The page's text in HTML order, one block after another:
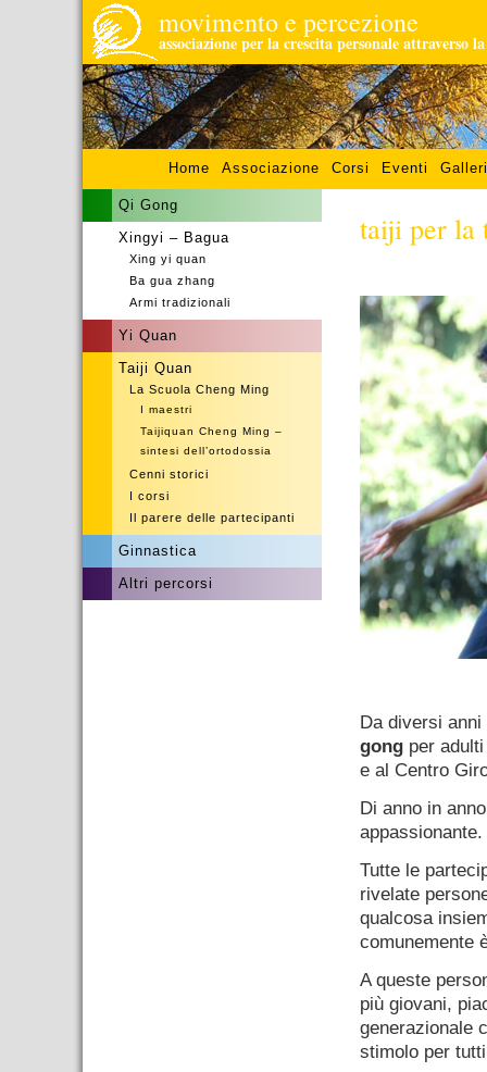
movimento e percezione
associazione per la crescita personale attraverso
Home Associazione Corsi Eventi
Qi Gong
Xingyi – Bagua
Xing yi quan
Ba gua zhang
Armi tradizionali
Yi Quan
Taiji Quan
La Scuola Cheng Ming
I maestri
Taijiquan Cheng Ming –
sintesi dell’ortodossia
Cenni storici
I corsi
Il parere delle partecipanti
Ginnastica
Altri percorsi
taiji per la
Da diversi
gong per
e al Centro
Di anno in
appassionante.
Tutte le
rivelate
qualcosa
comunemente
A queste
più giovani,
generazionale
stimolo per